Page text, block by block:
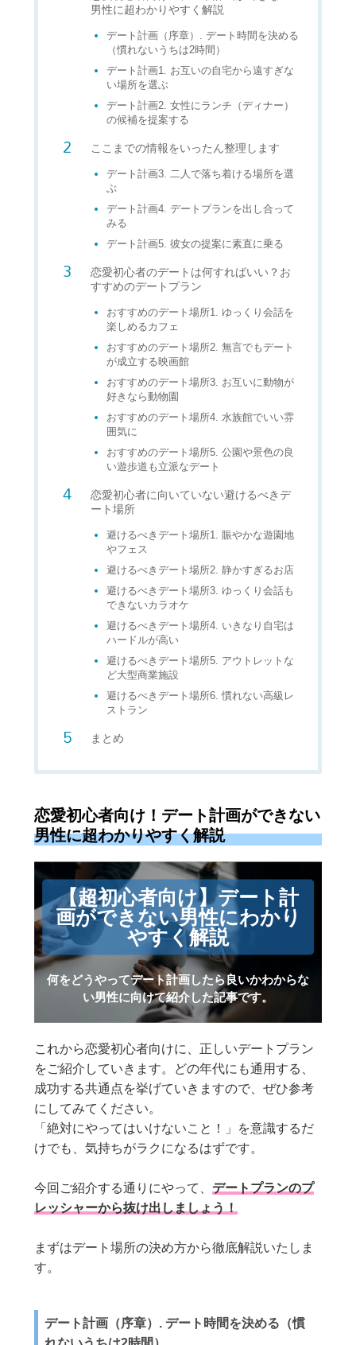
男性に超わかりやすく解説
デート計画（序章）. デート時間を決める
（慣れないうちは2時間）
デート計画1. お互いの自宅から遠すぎな
い場所を選ぶ
デート計画2. 女性にランチ（ディナー）
の候補を提案する
ここまでの情報をいったん整理します
デート計画3. 二人で落ち着ける場所を選
ぶ
デート計画4. デートプランを出し合って
みる
デート計画5. 彼女の提案に素直に乗る
恋愛初心者のデートは何すればいい？お
すすめのデートプラン
おすすめのデート場所1. ゆっくり会話を
楽しめるカフェ
おすすめのデート場所2. 無言でもデート
が成立する映画館
おすすめのデート場所3. お互いに動物が
好きなら動物園
おすすめのデート場所4. 水族館でいい雰
囲気に
おすすめのデート場所5. 公園や景色の良
い遊歩道も立派なデート
恋愛初心者に向いていない避けるべきデ
ート場所
避けるべきデート場所1. 賑やかな遊園地
やフェス
避けるべきデート場所2. 静かすぎるお店
避けるべきデート場所3. ゆっくり会話も
できないカラオケ
避けるべきデート場所4. いきなり自宅は
ハードルが高い
避けるべきデート場所5. アウトレットな
ど大型商業施設
避けるべきデート場所6. 慣れない高級レ
ストラン
まとめ
恋愛初心者向け！デート計画ができない
男性に超わかりやすく解説
【超初心者向け】デート計
画ができない男性にわかり
やすく解説
何をどうやってデート計画したら良いかわからな
い男性に向けて紹介した記事です。
これから恋愛初心者向けに、正しいデートプラン
をご紹介していきます。どの年代にも通用する、
成功する共通点を挙げていきますので、ぜひ参考
にしてみてください。
「絶対にやってはいけないこと！」を意識するだ
けでも、気持ちがラクになるはずです。
今回ご紹介する通りにやって、 デートプランのプ
レッシャーから抜け出しましょう！
まずはデート場所の決め方から徹底解説いたしま
す。
デート計画（序章）. デート時間を決める（慣